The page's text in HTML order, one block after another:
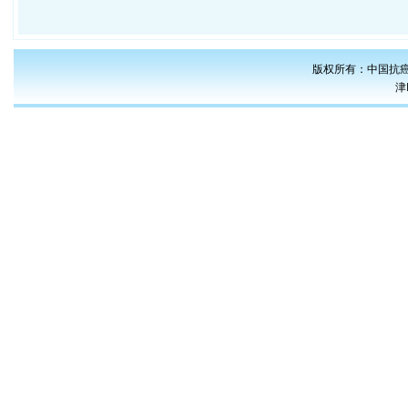
版权所有：中国抗